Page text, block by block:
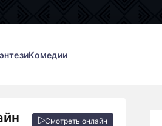
Комедии
Смотреть онлайн